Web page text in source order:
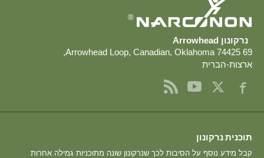
®
נרקונון Arrowhead
69 Arrowhead Loop
, Canadian, Oklahoma 74425
,
ארצות-הברית
תוכנית נרקונון
קבל מידע נוסף על הסיבות לכך שנרקונון שונה מתוכניות גמילה אחרות